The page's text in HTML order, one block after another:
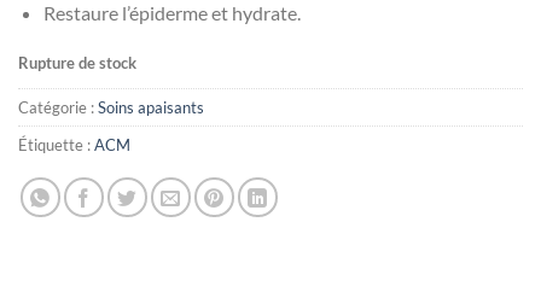
Restaure l’épiderme et hydrate.
Rupture de stock
Catégorie :Soins apaisants
Étiquette :ACM